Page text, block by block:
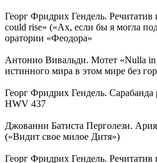
Георг Фридрих Гендель.
could rise» («Ах, если бы я могла
оратории «Феодора»
Антонио Вивальди. Мотет «Nulla in
истинного мира в этом мире без
Георг Фридрих Гендель.
HWV 437
Джованни Батиста Перголези.
(«Видит свое милое Дитя»)
Георг Фридрих Гендель.